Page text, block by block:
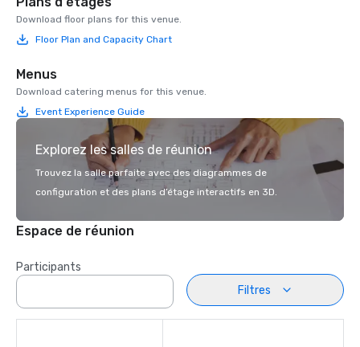
Download floor plans for this venue.
Floor Plan and Capacity Chart
Menus
Download catering menus for this venue.
Event Experience Guide
Explorez les salles de réunion
Trouvez la salle parfaite avec des diagrammes de
configuration et des plans d’étage interactifs en 3D.
Espace de réunion
Participants
Filtres